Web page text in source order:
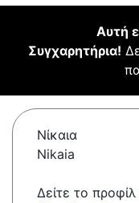
Αυτή
Συγχαρητήρια!
Νίκαια
Nikaia
Δείτε το